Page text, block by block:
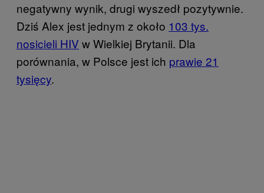
negatywny wynik, drugi wyszedł pozytywnie.
Dziś Alex jest jednym z około 103 tys.
nosicieli HIV w Wielkiej Brytanii. Dla
porównania, w Polsce jest ich prawie 21
tysięcy.